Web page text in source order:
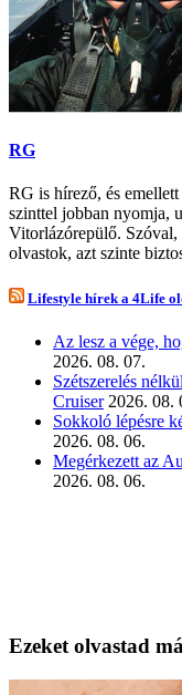
RG
RG is hírező, és
szinttel jobban nyomja,
Vitorlázórepülő.
olvastok, azt szinte
Lifestyle hírek a 4Life
Az lesz a vége,
2026. 08. 07.
Szétszerelés
Cruiser 2026. 08.
Sokkoló lépésre
2026. 08. 06.
Megérkezett az
2026. 08. 06.
Ezeket olvastad